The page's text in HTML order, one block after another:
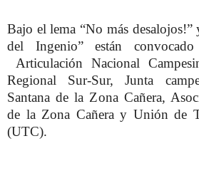
Bajo el lema “No más desalojos!”
del Ingenio” están convocado
Articulación Nacional
Regional Sur-Sur, Junta
Santana de la Zona Cañera,
de la Zona Cañera y Unión de
(UTC).